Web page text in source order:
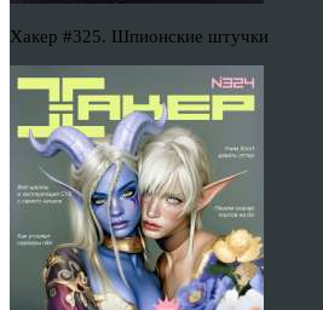
Хакер #325. Шпионские штучки